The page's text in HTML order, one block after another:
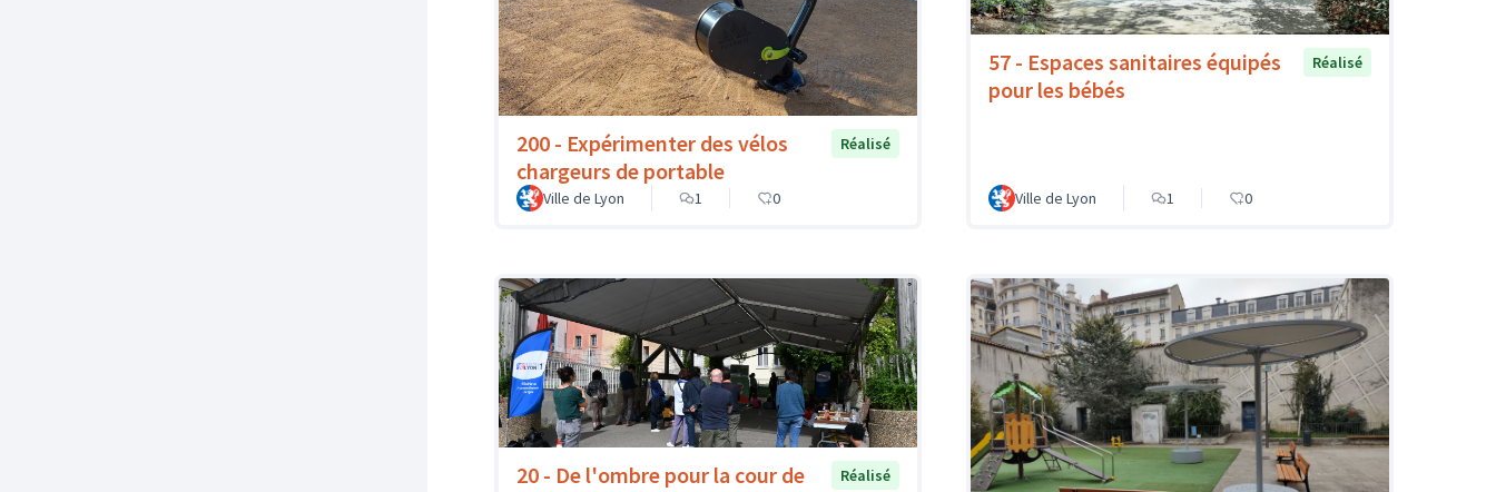
200 - Expérimenter des vélos
chargeurs de portable
Réalisé
Ville de Lyon 1 0
57 - Espaces sanitaires équipés
pour les bébés
Réalisé
Ville de Lyon 1 0
20 - De l'ombre pour la cour de
Réalisé